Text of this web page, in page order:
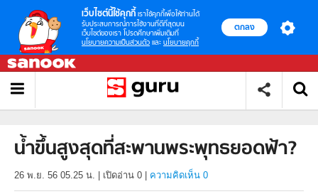
เว็บไซต์นี้ใช้คุกกี้ เราใช้คุกกี้เพื่อให้ท่านได้
รับประสบการณ์การใช้งานที่ดีที่สุดบน
เว็บไซต์ของเรา โปรดศึกษาเพิ่มเติมที่
นโยบายความเป็นส่วนตัว และ นโยบายคุกกี้
ตกลง
น้ำขึ้นสูงสุดที่สะพานพระพุทธยอดฟ้า?
26 พ.ย. 56 05.25 น. เปิดอ่าน 0 ความคิดเห็น 0